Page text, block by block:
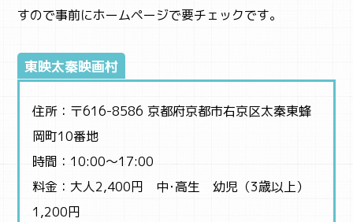
すので事前にホームページで要チェックです。
東映太秦映画村
住所：〒616-8586 京都府京都市右京区太秦東蜂
岡町10番地
時間：10:00～17:00
料金：大人2,400円 中･高生 幼児（3歳以上）
1,200円